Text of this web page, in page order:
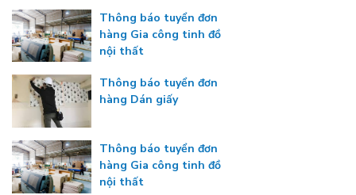
Thông báo tuyển đơn
hàng Gia công tinh đồ
nội thất
Thông báo tuyển đơn
hàng Dán giấy
Thông báo tuyển đơn
hàng Gia công tinh đồ
nội thất